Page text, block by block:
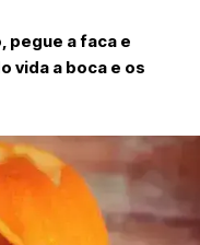
pegue a faca e
vida a boca e os